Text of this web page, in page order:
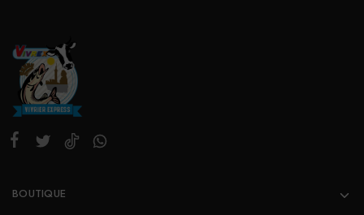
BOUTIQUE